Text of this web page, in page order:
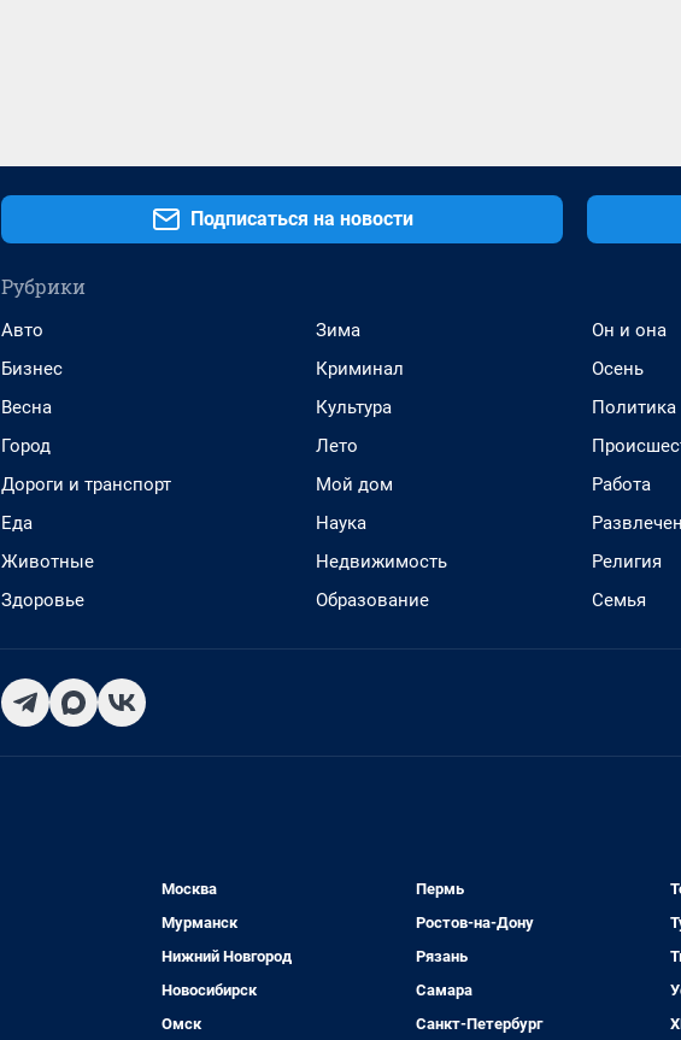
Подписаться на новости
Рубрики
Авто
Бизнес
Весна
Город
Дороги и транспорт
Еда
Животные
Здоровье
Зима
Криминал
Культура
Лето
Мой дом
Наука
Недвижимость
Образование
Он и она
Осень
Политика
Работа
Религия
Семья
Москва
Мурманск
Нижний Новгород
Новосибирск
Омск
Пермь
Ростов-на-Дону
Рязань
Самара
Санкт-Петербург